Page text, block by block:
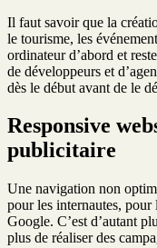
Il faut savoir que la
le tourisme, les
ordinateur d’abord et
de développeurs et
dès le début avant de le
Responsive
publicitaire
Une navigation non
pour les internautes, pour
Google. C’est d’autant
plus de réaliser des